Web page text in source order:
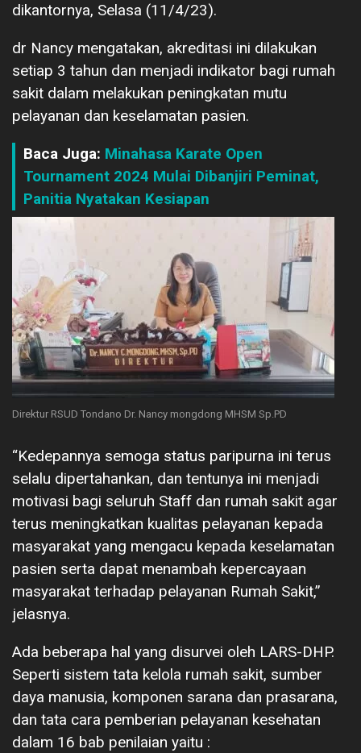
dikantornya, Selasa (11/4/23).
dr Nancy mengatakan, akreditasi ini dilakukan
setiap 3 tahun dan menjadi indikator bagi rumah
sakit dalam melakukan peningkatan mutu
pelayanan dan keselamatan pasien.
Baca Juga: Minahasa Karate Open
Tournament 2024 Mulai Dibanjiri Peminat,
Panitia Nyatakan Kesiapan
Direktur RSUD Tondano Dr. Nancy mongdong MHSM Sp.PD
“Kedepannya semoga status paripurna ini terus
selalu dipertahankan, dan tentunya ini menjadi
motivasi bagi seluruh Staff dan rumah sakit agar
terus meningkatkan kualitas pelayanan kepada
masyarakat yang mengacu kepada keselamatan
pasien serta dapat menambah kepercayaan
masyarakat terhadap pelayanan Rumah Sakit,”
jelasnya.
Ada beberapa hal yang disurvei oleh LARS-DHP.
Seperti sistem tata kelola rumah sakit, sumber
daya manusia, komponen sarana dan prasarana,
dan tata cara pemberian pelayanan kesehatan
dalam 16 bab penilaian yaitu :